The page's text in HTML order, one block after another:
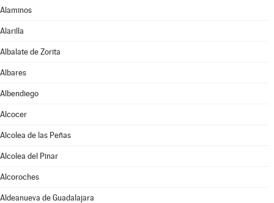
Alaminos
Alarilla
Albalate de Zorita
Albares
Albendiego
Alcocer
Alcolea de las Peñas
Alcolea del Pinar
Alcoroches
Aldeanueva de Guadalajara